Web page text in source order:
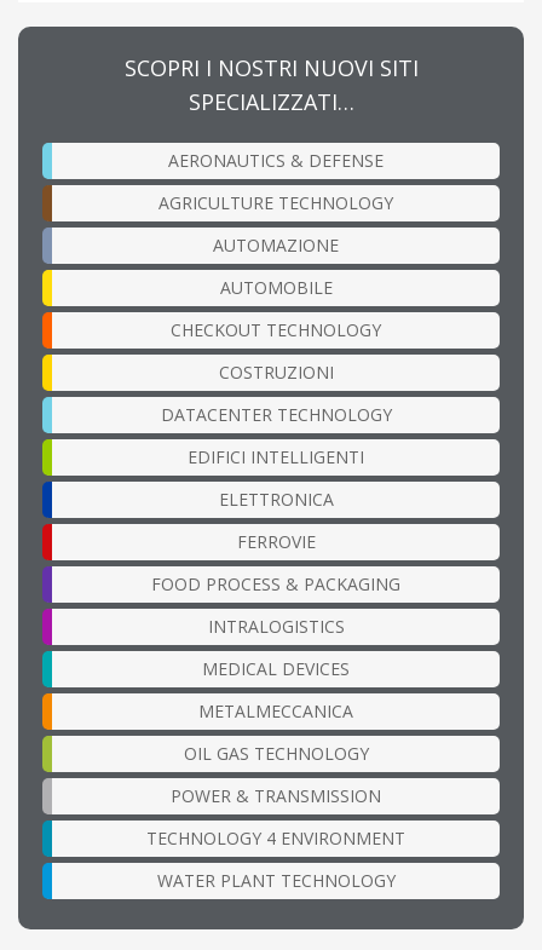
SCOPRI I NOSTRI NUOVI SITI
SPECIALIZZATI…
AERONAUTICS & DEFENSE
AGRICULTURE TECHNOLOGY
AUTOMAZIONE
AUTOMOBILE
CHECKOUT TECHNOLOGY
COSTRUZIONI
DATACENTER TECHNOLOGY
EDIFICI INTELLIGENTI
ELETTRONICA
FERROVIE
FOOD PROCESS & PACKAGING
INTRALOGISTICS
MEDICAL DEVICES
METALMECCANICA
OIL GAS TECHNOLOGY
POWER & TRANSMISSION
TECHNOLOGY 4 ENVIRONMENT
WATER PLANT TECHNOLOGY